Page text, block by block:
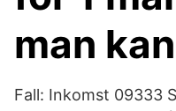
man
Fall: Inkomst 09333